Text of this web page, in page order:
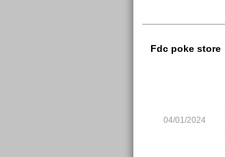
Fdc poke store
04/01/2024